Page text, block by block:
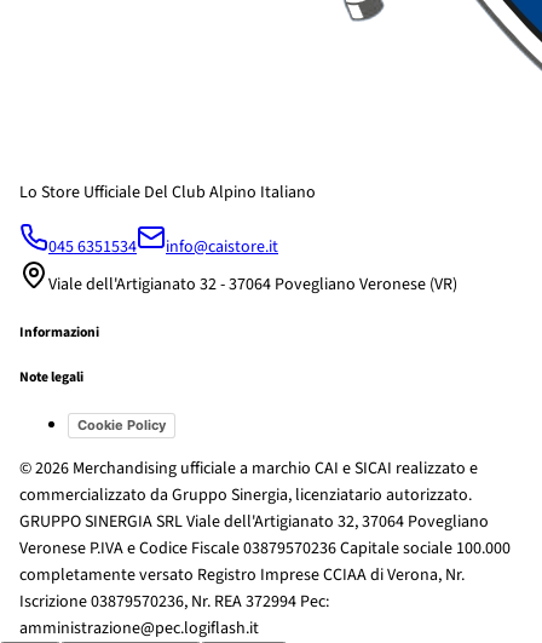
Lo Store Ufficiale Del Club Alpino Italiano
045 6351534
info@caistore.it
Viale dell'Artigianato 32 - 37064 Povegliano Veronese (VR)
Informazioni
Note legali
Cookie Policy
© 2026 Merchandising ufficiale a marchio CAI e SICAI realizzato e
commercializzato da Gruppo Sinergia, licenziatario autorizzato.
GRUPPO SINERGIA SRL Viale dell'Artigianato 32, 37064 Povegliano
Veronese P.IVA e Codice Fiscale 03879570236 Capitale sociale 100.000
completamente versato Registro Imprese CCIAA di Verona, Nr.
Iscrizione 03879570236, Nr. REA 372994 Pec:
amministrazione@pec.logiflash.it